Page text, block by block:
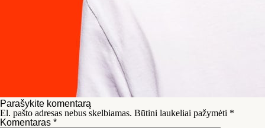
Parašykite komentarą
El. pašto adresas nebus skelbiamas. Būtini laukeliai pažymėti *
Komentaras *